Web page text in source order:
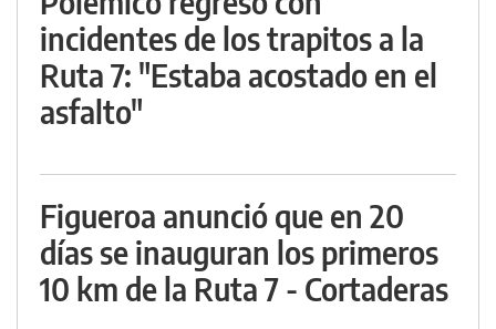
incidentes de los trapitos a la
Ruta 7: "Estaba acostado en el
asfalto"
Figueroa anunció que en 20
días se inauguran los primeros
10 km de la Ruta 7 - Cortaderas